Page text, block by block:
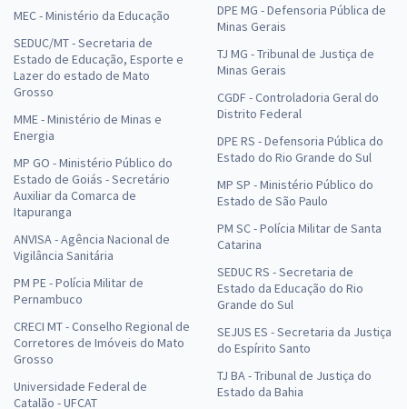
MEC - Ministério da Educação
SEDUC/MT - Secretaria de
Estado de Educação, Esporte e
Lazer do estado de Mato
Grosso
MME - Ministério de Minas e
Energia
MP GO - Ministério Público do
Estado de Goiás - Secretário
Auxiliar da Comarca de
Itapuranga
ANVISA - Agência Nacional de
Vigilância Sanitária
PM PE - Polícia Militar de
Pernambuco
CRECI MT - Conselho Regional de
Corretores de Imóveis do Mato
Grosso
Universidade Federal de
Catalão - UFCAT
DPE MG - Defensoria Pública de
Minas Gerais
TJ MG - Tribunal de Justiça de
Minas Gerais
CGDF - Controladoria Geral do
Distrito Federal
DPE RS - Defensoria Pública do
Estado do Rio Grande do Sul
MP SP - Ministério Público do
Estado de São Paulo
PM SC - Polícia Militar de Santa
Catarina
SEDUC RS - Secretaria de
Estado da Educação do Rio
Grande do Sul
SEJUS ES - Secretaria da Justiça
do Espírito Santo
TJ BA - Tribunal de Justiça do
Estado da Bahia